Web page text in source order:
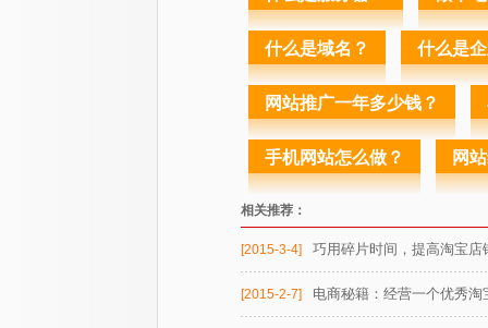
什么是域名？ 什么是
网站推广一年多少钱？
手机网站怎么做？ 网
相关推荐：
[2015-3-4] 巧用碎片时间，提高淘宝店
[2015-2-7] 电商秘籍：经营一个优秀